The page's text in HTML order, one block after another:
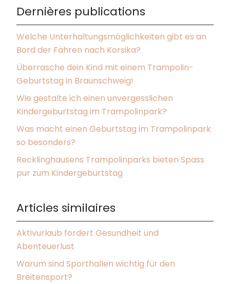
Dernières publications
Welche Unterhaltungsmöglichkeiten gibt es an
Bord der Fähren nach Korsika?
Überrasche dein Kind mit einem Trampolin-
Geburtstag in Braunschweig!
Wie gestalte ich einen unvergesslichen
Kindergeburtstag im Trampolinpark?
Was macht einen Geburtstag im Trampolinpark
so besonders?
Recklinghausens Trampolinparks bieten Spass
pur zum Kindergeburtstag
Articles similaires
Aktivurlaub fördert Gesundheit und
Abenteuerlust
Warum sind Sporthallen wichtig für den
Breitensport?